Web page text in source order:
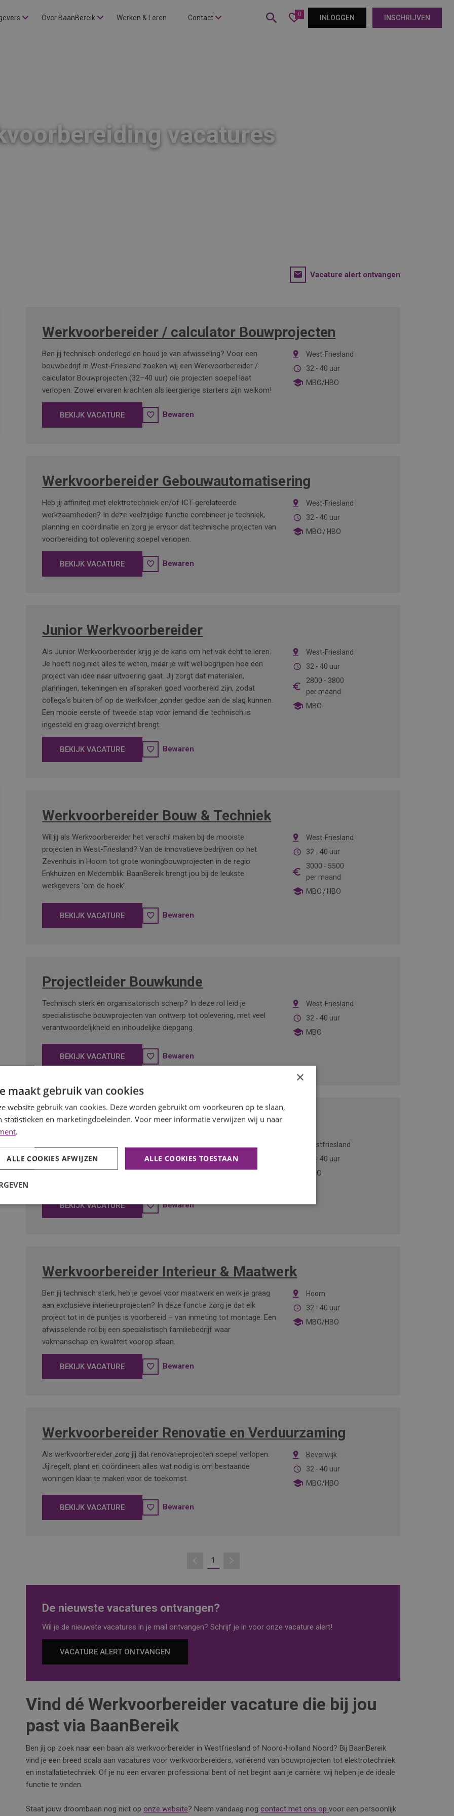
Over BaanBereik Werken & Leren Contact 0 INLOGGEN INSCHRIJVEN
vacatures
Vacature alert ontvangen
Werkvoorbereider / calculator Bouwprojecten
West-Friesland
32 - 40 uur
MBO/HBO
Ben jij technisch onderlegd en houd je van afwisseling? Voor een
bouwbedrijf in West-Friesland zoeken wij een Werkvoorbereider /
calculator Bouwprojecten (32–40 uur) die projecten soepel laat
verlopen. Zowel ervaren krachten als leergierige starters zijn welkom!
BEKIJK VACATURE Bewaren
Werkvoorbereider Gebouwautomatisering
West-Friesland
32 - 40 uur
MBO
HBO
Heb jij affiniteit met elektrotechniek en/of ICT-gerelateerde
werkzaamheden? In deze veelzijdige functie combineer je techniek,
planning en coördinatie en zorg je ervoor dat technische projecten van
voorbereiding tot oplevering soepel verlopen.
BEKIJK VACATURE Bewaren
Junior Werkvoorbereider
West-Friesland
32 - 40 uur
2800 - 3800
per maand
MBO
Als Junior Werkvoorbereider krijg je de kans om het vak écht te leren.
Je hoeft nog niet alles te weten, maar je wilt wel begrijpen hoe een
project van idee naar uitvoering gaat. Jij zorgt dat materialen,
planningen, tekeningen en afspraken goed voorbereid zijn, zodat
collega’s buiten of op de werkvloer zonder gedoe aan de slag kunnen.
Een mooie eerste of tweede stap voor iemand die technisch is
ingesteld en graag overzicht brengt.
BEKIJK VACATURE Bewaren
Werkvoorbereider Bouw & Techniek
West-Friesland
32 - 40 uur
3000 - 5500
per maand
MBO
HBO
Wil jij als Werkvoorbereider het verschil maken bij de mooiste
projecten in West-Friesland? Van de innovatieve bedrijven op het
Zevenhuis in Hoorn tot grote woningbouwprojecten in de regio
Enkhuizen en Medemblik: BaanBereik brengt jou bij de leukste
werkgevers 'om de hoek'.
BEKIJK VACATURE Bewaren
Projectleider Bouwkunde
West-Friesland
32 - 40 uur
MBO
Technisch sterk én organisatorisch scherp? In deze rol leid je
specialistische bouwprojecten van ontwerp tot oplevering, met veel
verantwoordelijkheid en inhoudelijke diepgang.
BEKIJK VACATURE Bewaren
Werkvoorbereider Installatietechniek
Westfriesland
32 - 40 uur
MBO
onderhoud? In deze dynamische rol ben je de verbindende schakel
tussen techniek, klant en uitvoering. Jij weet precies wat er nodig is
BEKIJK VACATURE Bewaren
Werkvoorbereider Interieur & Maatwerk
Hoorn
32 - 40 uur
MBO/HBO
Ben jij technisch sterk, heb je gevoel voor maatwerk en werk je graag
aan exclusieve interieurprojecten? In deze functie zorg je dat elk
project tot in de puntjes is voorbereid – van inmeting tot montage. Een
afwisselende rol bij een specialistisch familiebedrijf waar
vakmanschap en kwaliteit voorop staan.
BEKIJK VACATURE Bewaren
Werkvoorbereider Renovatie en Verduurzaming
Beverwijk
32 - 40 uur
MBO/HBO
Als werkvoorbereider zorg jij dat renovatieprojecten soepel verlopen.
Jij regelt, plant en coördineert alles wat nodig is om bestaande
woningen klaar te maken voor de toekomst.
BEKIJK VACATURE Bewaren
Vorige
1
De nieuwste vacatures ontvangen?
Wil je de nieuwste vacatures in je mail ontvangen? Schrijf je in voor onze vacature alert!
VACATURE ALERT ONTVANGEN
Vind dé Werkvoorbereider vacature die bij jou
past via BaanBereik
Ben jij op zoek naar een baan als werkvoorbereider in Westfriesland of Noord-Holland Noord? Bij BaanBereik
vind je een breed scala aan vacatures voor werkvoorbereiders, variërend van bouwprojecten tot elektrotechniek
en installatietechniek. Of je nu een ervaren professional bent of net begint aan je carrière: wij helpen je de ideale
functie te vinden.
Staat jouw droombaan nog niet op onze website? Neem vandaag nogcontact met ons opvoor een persoonlijk
×
maakt gebruik van cookies
website gebruik van cookies. Deze worden gebruikt om voorkeuren op te slaan,
statistieken en marketingdoeleinden. Voor meer informatie verwijzen wij u naar
.
ALLE COOKIES TOESTAAN
ALLE COOKIES AFWIJZEN